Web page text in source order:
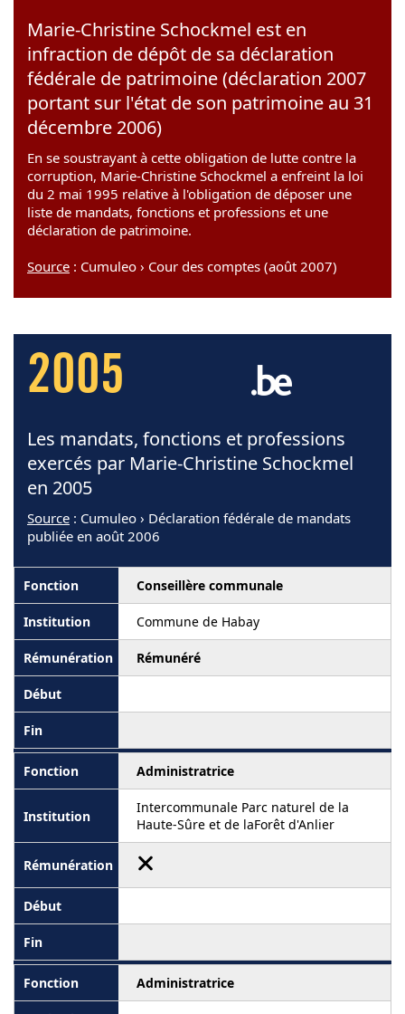
Marie-Christine Schockmel est en
infraction de dépôt de sa déclaration
fédérale de patrimoine (déclaration 2007
portant sur l'état de son patrimoine au 31
décembre 2006)
En se soustrayant à cette obligation de lutte contre la
corruption, Marie-Christine Schockmel a enfreint la loi
du 2 mai 1995 relative à l'obligation de déposer une
liste de mandats, fonctions et professions et une
déclaration de patrimoine.
Source : Cumuleo › Cour des comptes (août 2007)
2005
Les mandats, fonctions et professions
exercés par Marie-Christine Schockmel
en 2005
Source : Cumuleo › Déclaration fédérale de mandats
publiée en août 2006
Conseillère communale
Commune de Habay
Rémunéré
Administratrice
Intercommunale Parc naturel de la
Haute-Sûre et de laForêt d'Anlier
Administratrice